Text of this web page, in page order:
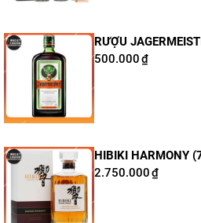
RƯỢU
500.000₫
HIBIKI HARMONY
2.750.000₫